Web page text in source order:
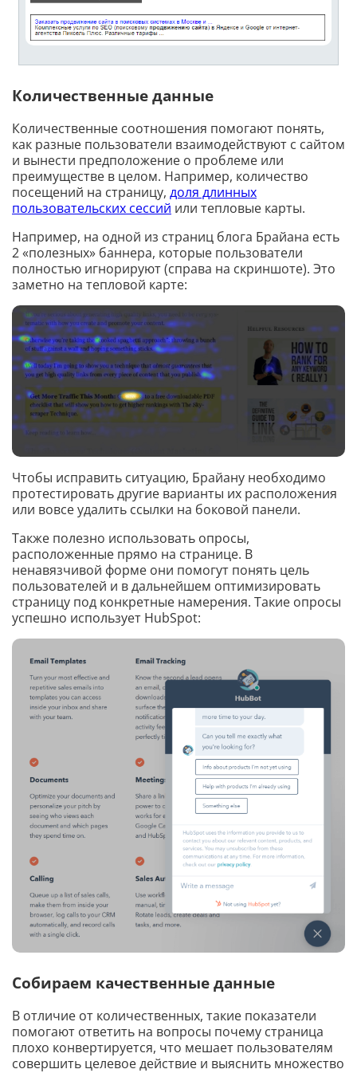
Количественные данные
Количественные соотношения помогают понять,
как разные пользователи взаимодействуют с сайтом
и вынести предположение о проблеме или
преимуществе в целом. Например, количество
посещений на страницу, доля длинных
пользовательских сессий или тепловые карты.
Например, на одной из страниц блога Брайана есть
2 «полезных» баннера, которые пользователи
полностью игнорируют (справа на скриншоте). Это
заметно на тепловой карте:
Чтобы исправить ситуацию, Брайану необходимо
протестировать другие варианты их расположения
или вовсе удалить ссылки на боковой панели.
Также полезно использовать опросы,
расположенные прямо на странице. В
ненавязчивой форме они помогут понять цель
пользователей и в дальнейшем оптимизировать
страницу под конкретные намерения. Такие опросы
успешно использует HubSpot:
Собираем качественные данные
В отличие от количественных, такие показатели
помогают ответить на вопросы почему страница
плохо конвертируется, что мешает пользователям
совершить целевое действие и выяснить множество